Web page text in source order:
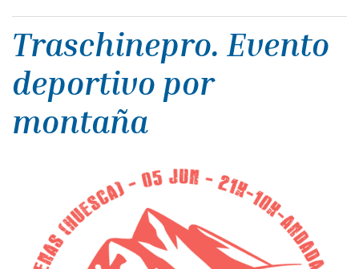
Traschinepro. Evento
deportivo por
montaña